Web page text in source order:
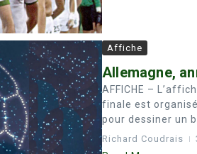
Affiche
Allemagne,
AFFICHE –
finale est
pour dessiner un
Richard Coudrais